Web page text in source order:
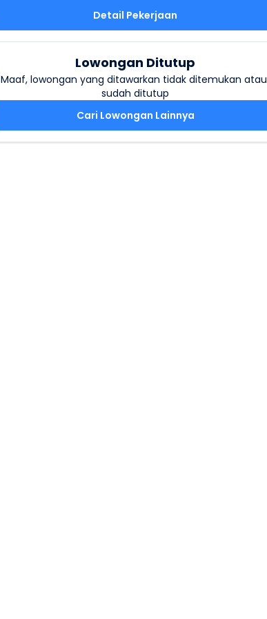
Detail Pekerjaan
Lowongan Ditutup
Maaf, lowongan yang ditawarkan tidak ditemukan atau
sudah ditutup
Cari Lowongan Lainnya